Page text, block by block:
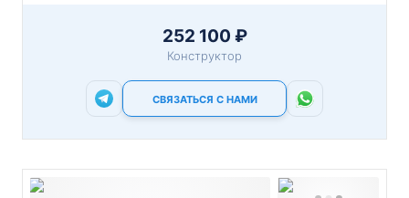
252 100 ₽
Конструктор
СВЯЗАТЬСЯ С НАМИ